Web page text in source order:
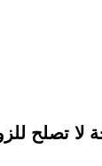
لا تصلح